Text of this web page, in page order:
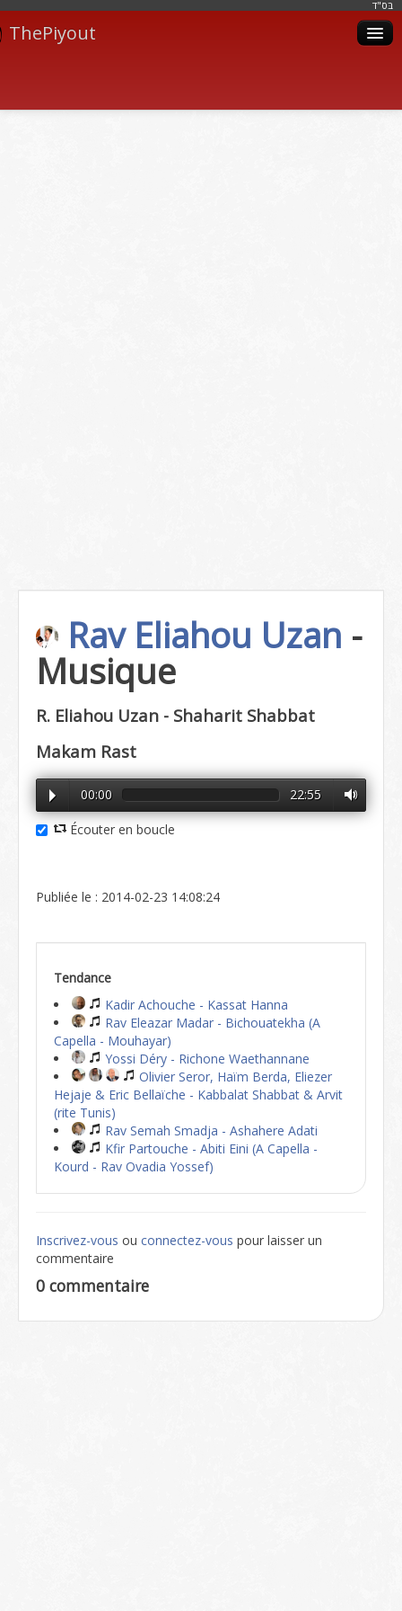
בּס"ד
ThePiyout
Rav Eliahou Uzan -
Musique
R. Eliahou Uzan - Shaharit Shabbat
Makam Rast
00:00 22:55
Écouter en boucle
Publiée le : 2014-02-23 14:08:24
Tendance
Kadir Achouche - Kassat Hanna
Rav Eleazar Madar - Bichouatekha (A
Capella - Mouhayar)
Yossi Déry - Richone Waethannane
Olivier Seror, Haïm Berda, Eliezer
Hejaje & Eric Bellaïche - Kabbalat Shabbat & Arvit
(rite Tunis)
Rav Semah Smadja - Ashahere Adati
Kfir Partouche - Abiti Eini (A Capella -
Kourd - Rav Ovadia Yossef)
Inscrivez-vous ou connectez-vous pour laisser un
commentaire
0 commentaire